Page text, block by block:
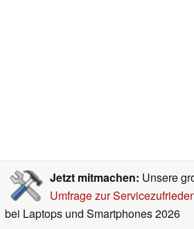
Jetzt mitmachen: Unsere
Umfrage zur
bei Laptops und Smartphones 2026